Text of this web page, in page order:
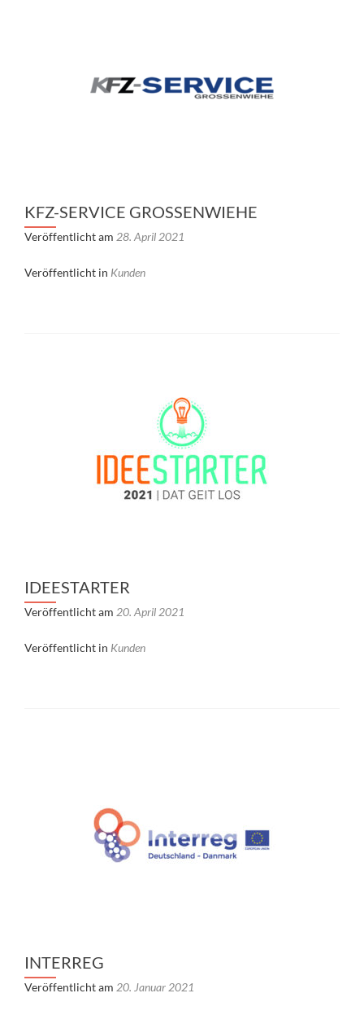
KFZ-SERVICE GROSSENWIEHE
Veröffentlicht am 28. April 2021
Veröffentlicht in Kunden
IDEESTARTER
Veröffentlicht am 20. April 2021
Veröffentlicht in Kunden
INTERREG
Veröffentlicht am 20. Januar 2021